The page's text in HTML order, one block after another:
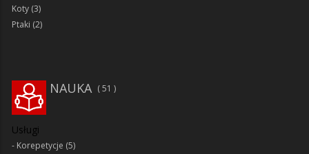
Koty (3)
Ptaki (2)
51
NAUKA
Usługi
Korepetycje (5)